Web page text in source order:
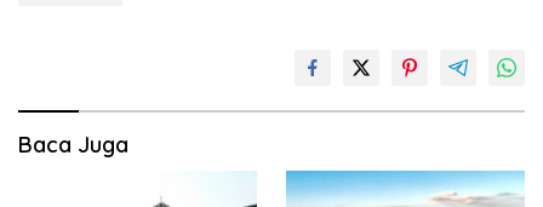
Baca Juga